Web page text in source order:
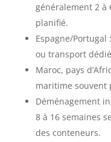
généralement 2 à
planifié.
Espagne/Portugal
ou transport
Maroc, pays
maritime souvent
Déménagement
8 à 16 semaines
des conteneurs.